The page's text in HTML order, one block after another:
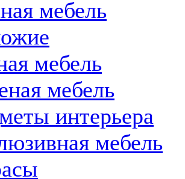
мебель
мебель
мебель
интерьера
мебель